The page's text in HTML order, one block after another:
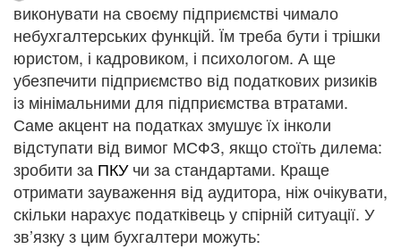
виконувати на своєму підприємстві чимало
небухгалтерських функцій. Їм треба бути і трішки
юристом, і кадровиком, і психологом. А ще
убезпечити підприємство від податкових ризиків
із мінімальними для підприємства втратами.
Саме акцент на податках змушує їх інколи
відступати від вимог МСФЗ, якщо стоїть дилема:
зробити за ПКУчи за стандартами. Краще
отримати зауваження від аудитора, ніж очікувати,
скільки нарахує податківець у спірній ситуації. У
зв’язку з цим бухгалтери можуть: